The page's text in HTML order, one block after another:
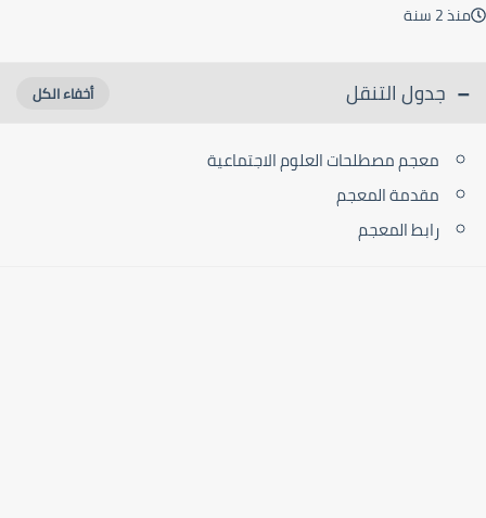
منذ 2 سنة
جدول التنقل
معجم مصطلحات العلوم الاجتماعية
مقدمة المعجم
رابط المعجم